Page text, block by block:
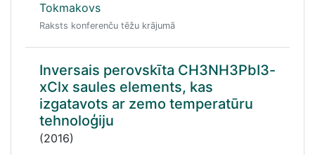
Tokmakovs
Raksts konferenču tēžu krājumā
Inversais perovskīta CH3NH3PbI3-
xClx saules elements, kas
izgatavots ar zemo temperatūru
tehnoloģiju
(2016)